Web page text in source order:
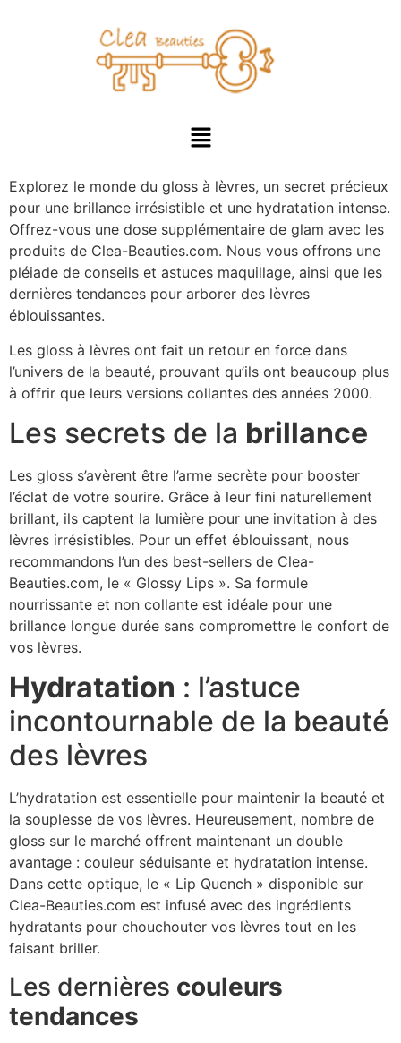
Explorez le monde du gloss à lèvres, un secret précieux
pour une brillance irrésistible et une hydratation intense.
Offrez-vous une dose supplémentaire de glam avec les
produits de Clea-Beauties.com. Nous vous offrons une
pléiade de conseils et astuces maquillage, ainsi que les
dernières tendances pour arborer des lèvres
éblouissantes.
Les gloss à lèvres ont fait un retour en force dans
l’univers de la beauté, prouvant qu’ils ont beaucoup plus
à offrir que leurs versions collantes des années 2000.
Les secrets de la brillance
Les gloss s’avèrent être l’arme secrète pour booster
l’éclat de votre sourire. Grâce à leur fini naturellement
brillant, ils captent la lumière pour une invitation à des
lèvres irrésistibles. Pour un effet éblouissant, nous
recommandons l’un des best-sellers de Clea-
Beauties.com, le « Glossy Lips ». Sa formule
nourrissante et non collante est idéale pour une
brillance longue durée sans compromettre le confort de
vos lèvres.
Hydratation : l’astuce
incontournable de la beauté
des lèvres
L’hydratation est essentielle pour maintenir la beauté et
la souplesse de vos lèvres. Heureusement, nombre de
gloss sur le marché offrent maintenant un double
avantage : couleur séduisante et hydratation intense.
Dans cette optique, le « Lip Quench » disponible sur
Clea-Beauties.com est infusé avec des ingrédients
hydratants pour chouchouter vos lèvres tout en les
faisant briller.
Les dernières couleurs
tendances